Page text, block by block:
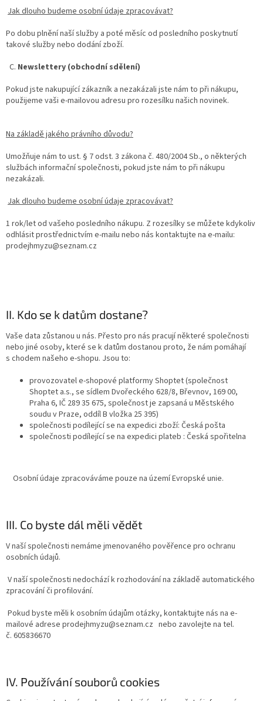
Jak dlouho budeme osobní údaje zpracovávat?
Po dobu plnění naší služby a poté měsíc od posledního poskytnutí
takové služby nebo dodání zboží.
C. Newslettery (obchodní sdělení)
Pokud jste nakupující zákazník a nezakázali jste nám to při nákupu,
použijeme vaši e-mailovou adresu pro rozesílku našich novinek.
Na základě jakého právního důvodu?
Umožňuje nám to ust. § 7 odst. 3 zákona č. 480/2004 Sb., o některých
službách informační společnosti, pokud jste nám to při nákupu
nezakázali.
Jak dlouho budeme osobní údaje zpracovávat?
1 rok/let od vašeho posledního nákupu. Z rozesílky se můžete kdykoliv
odhlásit prostřednictvím e-mailu nebo nás kontaktujte na e-mailu:
prodejhmyzu@seznam.cz
II. Kdo se k datům dostane?
Vaše data zůstanou u nás. Přesto pro nás pracují některé společnosti
nebo jiné osoby, které se k datům dostanou proto, že nám pomáhají
s chodem našeho e-shopu. Jsou to:
provozovatel e-shopové platformy Shoptet (společnost
Shoptet a.s., se sídlem Dvořeckého 628/8, Břevnov, 169 00,
Praha 6, IČ 289 35 675, společnost je zapsaná u Městského
soudu v Praze, oddíl B vložka 25 395)
společnosti podílející se na expedici zboží: Česká pošta
společnosti podílející se na expedici plateb : Česká spořitelna
Osobní údaje zpracováváme pouze na území Evropské unie.
III. Co byste dál měli vědět
V naší společnosti nemáme jmenovaného pověřence pro ochranu
osobních údajů.
V naší společnosti nedochází k rozhodování na základě automatického
zpracování či profilování.
Pokud byste měli k osobním údajům otázky, kontaktujte nás na e-
mailové adrese prodejhmyzu@seznam.cz nebo zavolejte na tel.
č. 605836670
IV. Používání souborů cookies